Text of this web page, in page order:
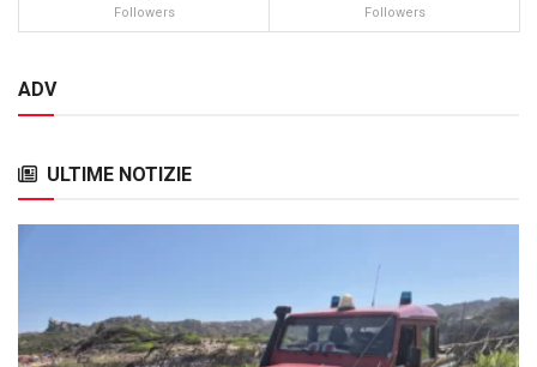
Followers Followers
ADV
ULTIME NOTIZIE